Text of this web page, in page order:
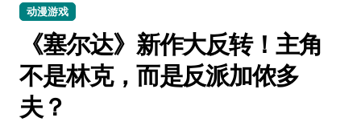
动漫游戏
《塞尔达》新作大反转！主角
不是林克，而是反派加侬多
夫？